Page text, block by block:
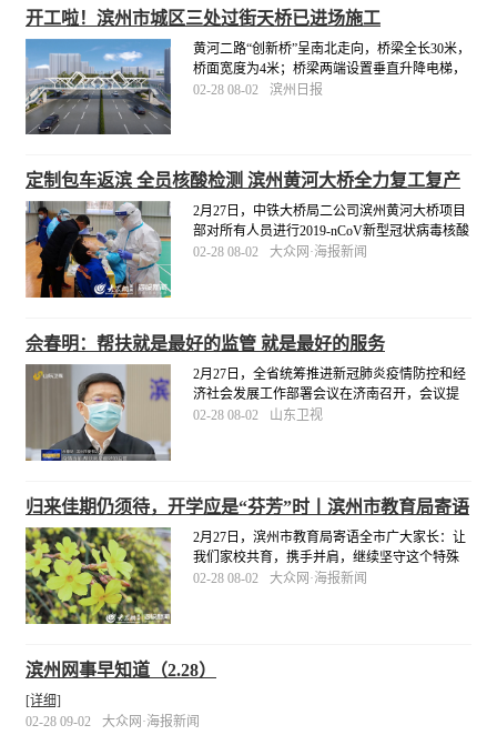
开工啦！滨州市城区三处过街天桥已进场施工
黄河二路“创新桥”呈南北走向，桥梁全长30米，
桥面宽度为4米；桥梁两端设置垂直升降电梯，
人行梯道宽2.5米。市城管局将督促施工单位科
02-28 08-02 滨州日报
定制包车返滨 全员核酸检测 滨州黄河大桥全力复工复产
2月27日，中铁大桥局二公司滨州黄河大桥项目
部对所有人员进行2019-nCoV新型冠状病毒核酸
检测，严格落实疫情防控主体责任，为项目安
02-28 08-02 大众网·海报新闻
佘春明：帮扶就是最好的监管 就是最好的服务
2月27日，全省统筹推进新冠肺炎疫情防控和经
济社会发展工作部署会议在济南召开，会议提
出了统筹推进疫情防控和经济社会发展工作的
02-28 08-02 山东卫视
归来佳期仍须待，开学应是“芬芳”时丨滨州市教育局寄语
全市广大家长
2月27日，滨州市教育局寄语全市广大家长：让
我们家校共育，携手并肩，继续坚守这个特殊
的假期，继续关心关注孩子的健康、学习和成
02-28 08-02 大众网·海报新闻
滨州网事早知道（2.28）
[详细]
02-28 09-02
大众网·海报新闻